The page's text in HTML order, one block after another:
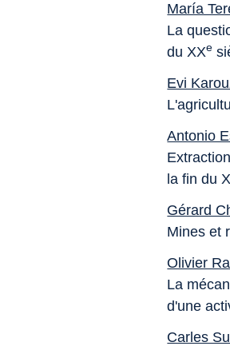
María
La
du XXe
Evi
Antonio
la fin du
Gérard
Mines et
Olivier
La
d'une
Carles